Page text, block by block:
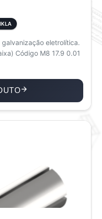
eletrolítica.
Código M8 17.9 0.01